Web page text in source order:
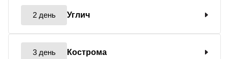
2 день Углич
3 день Кострома